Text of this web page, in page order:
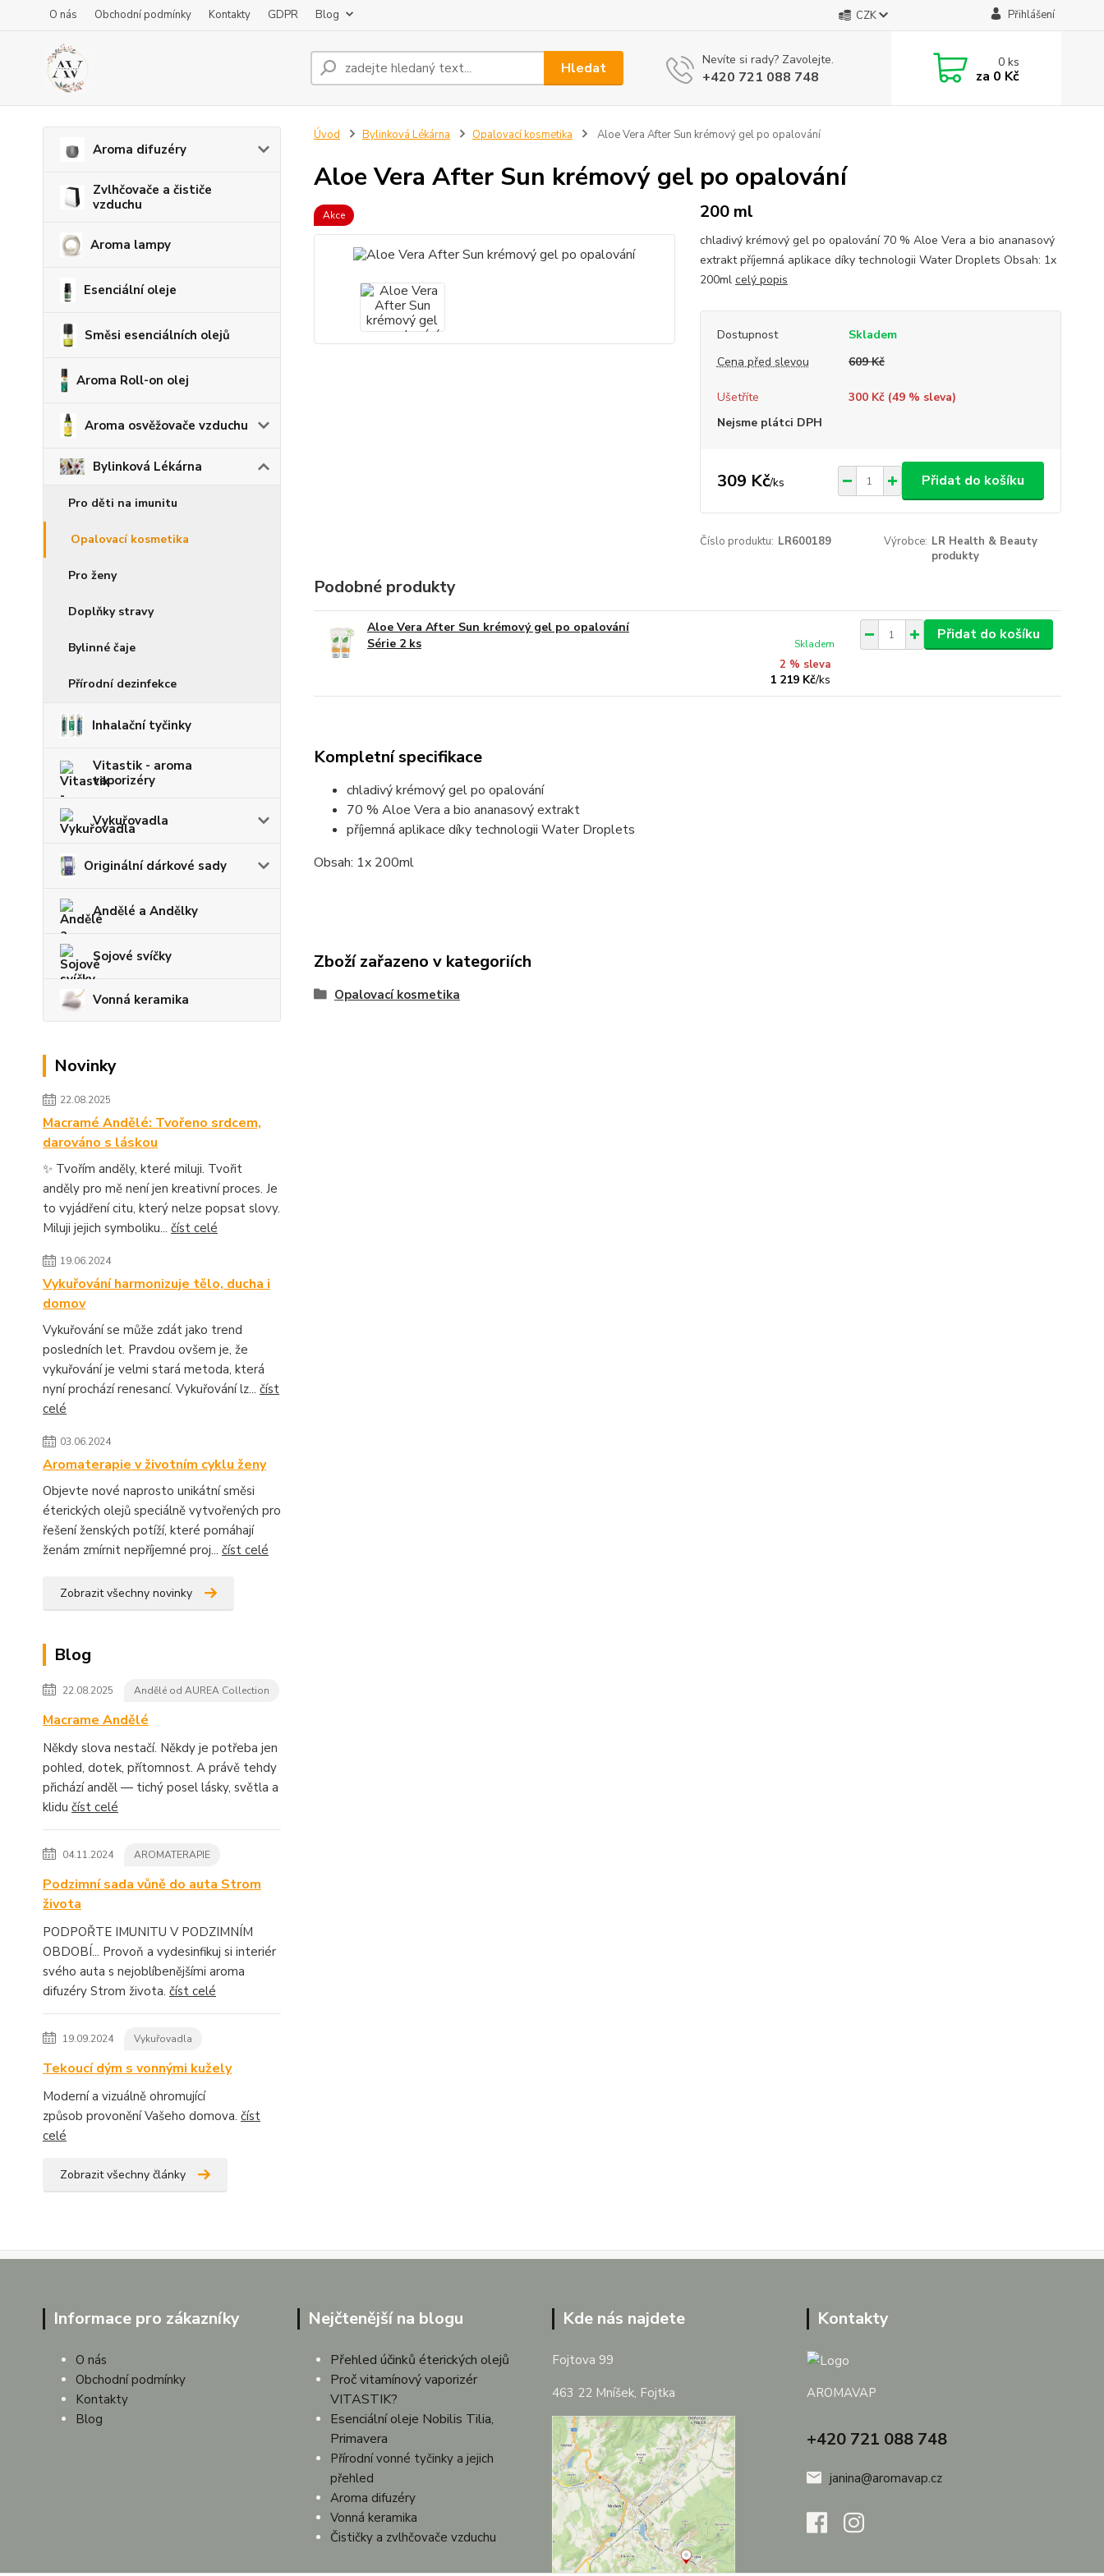
O nás Obchodní podmínky Kontakty GDPR Blog CZK Přihlášení
Hledat Nevíte si rady? Zavolejte.
+420 721 088 748
0ks
za 0 Kč
Aroma difuzéry
Zvlhčovače a čističe
vzduchu
Aroma lampy
Esenciální oleje
Směsi esenciálních olejů
Aroma Roll-on olej
Aroma osvěžovače vzduchu
Bylinková Lékárna
Pro děti na imunitu
Opalovací kosmetika
Pro ženy
Doplňky stravy
Bylinné čaje
Přírodní dezinfekce
Inhalační tyčinky
Vitastik - aroma
vaporizéry
Vykuřovadla
Originální dárkové sady
Andělé a Andělky
Sojové svíčky
Vonná keramika
Novinky
22.08.2025
Macramé Andělé: Tvořeno srdcem,
darováno s láskou
✨ Tvořím anděly, které miluji. Tvořit
anděly pro mě není jen kreativní proces. Je
to vyjádření citu, který nelze popsat slovy.
Miluji jejich symboliku... číst celé
19.06.2024
Vykuřování harmonizuje tělo, ducha i
domov
Vykuřování se může zdát jako trend
posledních let. Pravdou ovšem je, že
vykuřování je velmi stará metoda, která
nyní prochází renesancí. Vykuřování lz... číst
celé
03.06.2024
Aromaterapie v životním cyklu ženy
Objevte nové naprosto unikátní směsi
éterických olejů speciálně vytvořených pro
řešení ženských potíží, které pomáhají
ženám zmírnit nepříjemné proj... číst celé
Zobrazit všechny novinky
Blog
22.08.2025 Andělé od AUREA Collection
Macrame Andělé
Někdy slova nestačí. Někdy je potřeba jen
pohled, dotek, přítomnost. A právě tehdy
přichází anděl — tichý posel lásky, světla a
klidu číst celé
04.11.2024 AROMATERAPIE
Podzimní sada vůně do auta Strom
života
PODPOŘTE IMUNITU V PODZIMNÍM
OBDOBÍ... Provoň a vydesinfikuj si interiér
svého auta s nejoblíbenějšími aroma
difuzéry Strom života. číst celé
19.09.2024 Vykuřovadla
Tekoucí dým s vonnými kužely
Moderní a vizuálně ohromující
způsob provonění Vašeho domova. číst
celé
Zobrazit všechny články
Úvod Bylinková Lékárna Opalovací kosmetika Aloe Vera After Sun krémový gel po opalování
Aloe Vera After Sun krémový gel po opalování
Akce 200 ml
chladivý krémový gel po opalování 70 % Aloe Vera a bio ananasový
extrakt příjemná aplikace díky technologii Water Droplets Obsah: 1x
200ml celý popis
Dostupnost
Skladem
Cena před slevou
609 Kč
Ušetříte 300 Kč (49% sleva)
Nejsme plátci DPH
309 Kč/ks Přidat do košíku
Číslo produktu: LR600189 Výrobce: LR Health & Beauty
produkty
Podobné produkty
Aloe Vera After Sun krémový gel po opalování
Série 2 ks
2 % sleva
1 219 Kč/ks
Skladem
Přidat do košíku
Kompletní specifikace
chladivý krémový gel po opalování
70 % Aloe Vera a bio ananasový extrakt
příjemná aplikace díky technologii Water Droplets
Obsah: 1x 200ml
Zboží zařazeno v kategoriích
Opalovací kosmetika
Informace pro zákazníky
O nás
Obchodní podmínky
Kontakty
Blog
Nejčtenější na blogu
Přehled účinků éterických olejů
Proč vitamínový vaporizér
VITASTIK?
Esenciální oleje Nobilis Tilia,
Primavera
Přírodní vonné tyčinky a jejich
přehled
Aroma difuzéry
Vonná keramika
Čističky a zvlhčovače vzduchu
Kde nás najdete
Fojtova 99
463 22 Mníšek, Fojtka
Kontakty
AROMAVAP
+420 721 088 748
janina@aromavap.cz